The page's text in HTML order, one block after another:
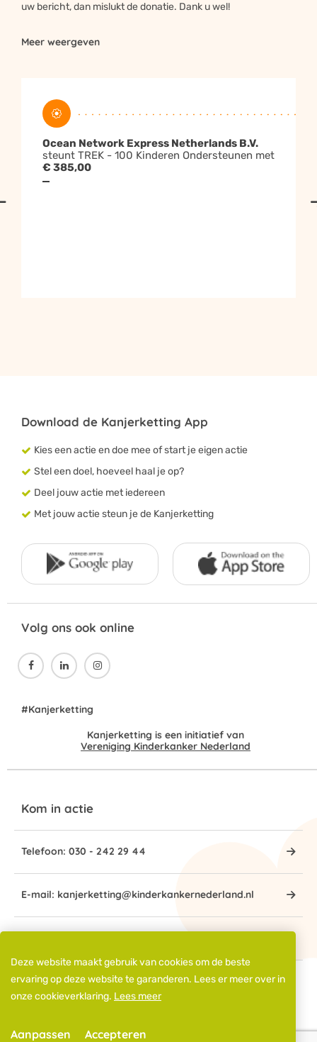
Deze website maakt gebruik van cookies om de beste
ervaring op deze website te garanderen. Lees er meer over in
onze cookieverklaring. Lees meer
Accepteren
Aanpassen
uw bericht, dan mislukt de donatie. Dank u wel!
Meer weergeven
Ocean Network Express Netherlands B.V.
steunt TREK - 100 Kinderen Ondersteunen met
€ 385,00
Terug naar de website
Download de Kanjerketting App
Kies een actie en doe mee of start je eigen actie
Stel een doel, hoeveel haal je op?
Deel jouw actie met iedereen
Met jouw actie steun je de Kanjerketting
Volg ons ook online
  
#Kanjerketting
Kanjerketting is een initiatief van
Vereniging Kinderkanker Nederland
Kom in actie
Telefoon: 030 - 242 29 44
E-mail: kanjerketting@kinderkankernederland.nl
© 2026 Kanjerketting - Alle rechten voorbehouden